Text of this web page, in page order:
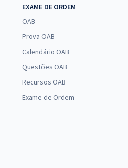
EXAME DE ORDEM
OAB
Prova OAB
Calendário OAB
Questões OAB
Recursos OAB
Exame de Ordem